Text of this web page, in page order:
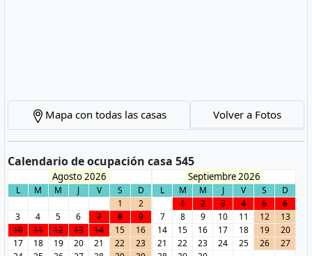
Mapa con todas las casas Volver a Fotos
Calendario de ocupación casa 545
Agosto 2026
L M M J V S
D
1
2
3
4 5 6 7 8
9
10
11 12 13 14 15
16
17
18 19 20 21 22
23
Septiembre 2026
L M M J V S
D
1
2 3 4 5
6
7
8 9 10 11 12
13
14
15 16 17 18 19
20
21
22 23 24 25 26
27